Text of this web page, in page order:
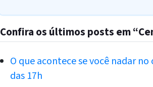
Confira os últimos posts em
O que acontece se você nadar
das 17h